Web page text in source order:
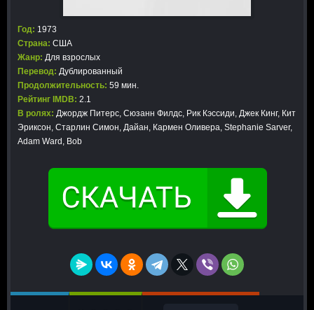
Год: 1973
Страна: США
Жанр: Для взрослых
Перевод: Дублированный
Продолжительность: 59 мин.
Рейтинг IMDB: 2.1
В ролях: Джордж Питерс, Сюзанн Филдс, Рик Кэссиди, Джек Кинг, Кит
Эриксон, Старлин Симон, Дайан, Кармен Оливера, Stephanie Sarver,
Adam Ward, Bob